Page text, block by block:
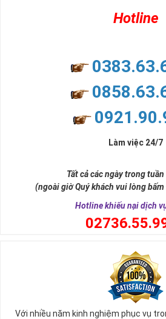
Hotline
Làm việc 24/7
Tất cả các ngày trong
(ngoài giờ Quý khách vui lòng
Hotline khiếu nại dịch
0
Với nhiều năm kinh nghiệm phục vụ